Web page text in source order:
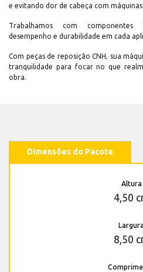
e evitando dor de cabeça com máquinas
Trabalhamos com componentes
desempenho e durabilidade em cada
Com peças de reposição CNH, sua
tranquilidade para focar no que
obra.
Dimensões do Pacote
Altura
4,50
8,50